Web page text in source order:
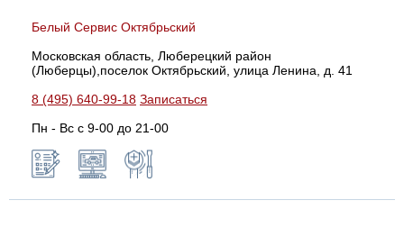
Белый Сервис Октябрьский
Московская область, Люберецкий район
(Люберцы),поселок Октябрьский, улица Ленина, д. 41
8 (495) 640-99-18 Записаться
Пн - Вс с 9-00 до 21-00